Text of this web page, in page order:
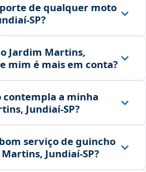
de qualquer moto
Jardim Martins,
mim é mais em conta?
contempla a minha
Jundiaí‑SP?
serviço de guincho
Jundiaí‑SP?